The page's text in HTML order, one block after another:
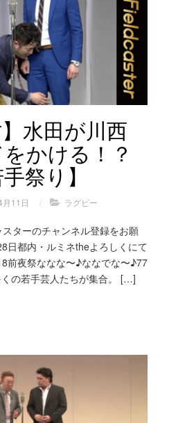
水田が川西
かける！？
祭り】
11日 / ラグビー
ターのチャンネル登録をお願
日都内・ルミネtheよろしくにて
前夜祭ななな〜♪ななでな〜♪77
の若手芸人たちが集合。 […]